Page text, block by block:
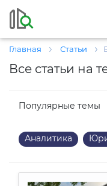
Главная Статьи
Все статьи на
Популярные темы
Аналитика
Загородная